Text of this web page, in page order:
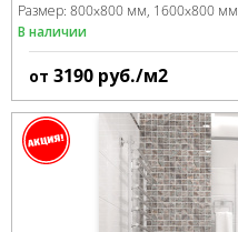
Размер: 800x800 мм 1600x800 мм
В наличии
от 3190 руб./м2